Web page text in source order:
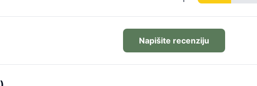
Napišite recenziju